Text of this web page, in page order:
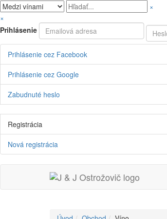
×
×
Prihlásenie
Prihlásenie cez Facebook
Prihlásenie cez Google
Zabudnuté heslo
Registrácia
Nová registrácia